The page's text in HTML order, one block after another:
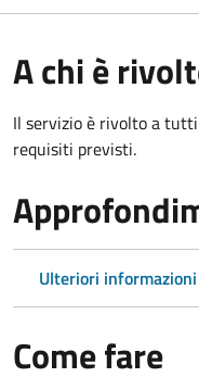
A chi è
Il servizio è rivolto a
requisiti previsti.
Ulteriori informazioni
Come fare